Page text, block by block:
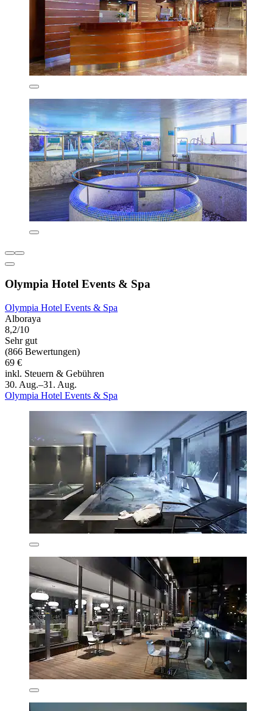
Olympia Hotel Events & Spa
Olympia Hotel Events & Spa
Alboraya
8,2/10
Sehr gut
(866 Bewertungen)
69 €
inkl. Steuern & Gebühren
30. Aug.–31. Aug.
Olympia Hotel Events & Spa